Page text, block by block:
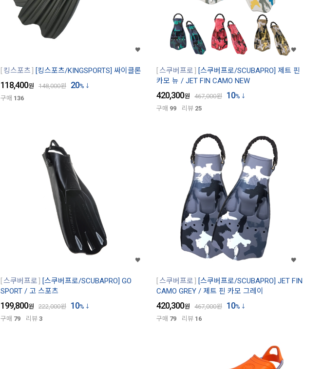
킹스포츠 [킹스포츠/KINGSPORTS] 싸이클론
118,400원 148,000원 20%
구매 136
스쿠버프로
[스쿠버프로/SCUBAPRO] 제트 핀
카모 뉴 / JET FIN CAMO NEW
420,300원 467,000원 10%
구매 99 리뷰 25
스쿠버프로
[스쿠버프로/SCUBAPRO] GO
SPORT / 고 스포츠
199,800원 222,000원 10%
구매 79 리뷰 3
스쿠버프로
[스쿠버프로/SCUBAPRO] JET FIN
CAMO GREY / 제트 핀 카모 그레이
420,300원 467,000원 10%
구매 79 리뷰 16